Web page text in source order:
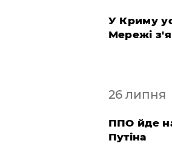
У Криму
Мережі
26 липня
ППО йде
Путіна